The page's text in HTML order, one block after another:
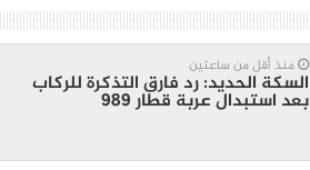
منذ أقل من ساعتين
السكة الحديد: رد فارق التذكرة للركاب
بعد استبدال عربة قطار 989